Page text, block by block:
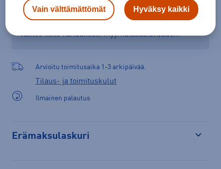
Verkkokauppa: SaatavillaMyymälät: Saatavilla
Valitse koko nähdäksesi myymäläsaatavuuden.
Arvioitu toimitusaika 1-3 arkipäivää.
Tilaus- ja toimituskulut
Ilmainen palautus
Erämaksulaskuri
Vain välttämättömät Hyväksy kaikki